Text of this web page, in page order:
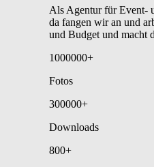
Als Agentur für Event-
da fangen wir an und
und Budget und macht
1000000+
Fotos
300000+
Downloads
800+